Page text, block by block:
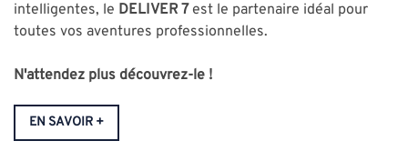
intelligentes, le DELIVER 7est le partenaire idéal pour
toutes vos aventures professionnelles.
N'attendez plus découvrez-le !
EN SAVOIR +